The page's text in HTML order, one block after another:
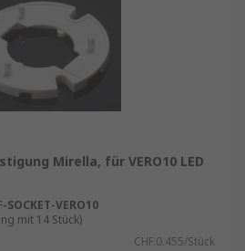
Mirella, für VERO10 LED
SOCKET-VERO10
mit 14 Stück)
CHF.0.455/Stück